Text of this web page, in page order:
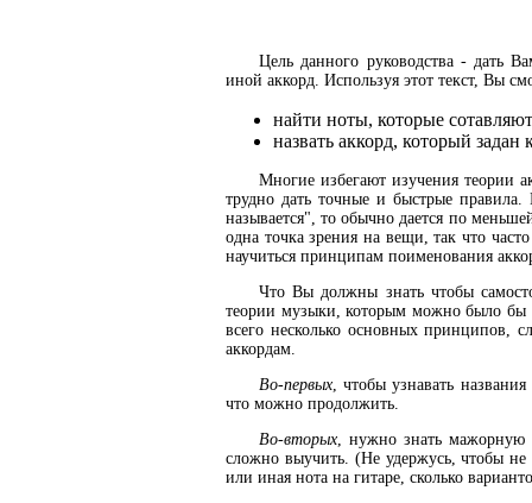
Цель данного руководства - дать
иной аккорд. Используя этот текст, Вы
найти ноты, которые
назвать аккорд, который
Многие избегают изучения теории
трудно дать точные и быстрые
называется", то обычно дается по
одна точка зрения на вещи, так что
научиться принципам поименования
Что Вы должны знать чтобы
теории музыки, которым можно было бы
всего несколько основных принципов,
аккордам.
Во-первых, чтобы узнавать
что можно продолжить.
Во-вторых, нужно знать мажорную
сложно выучить. (Не удержусь, чтобы
или иная нота на гитаре, сколько